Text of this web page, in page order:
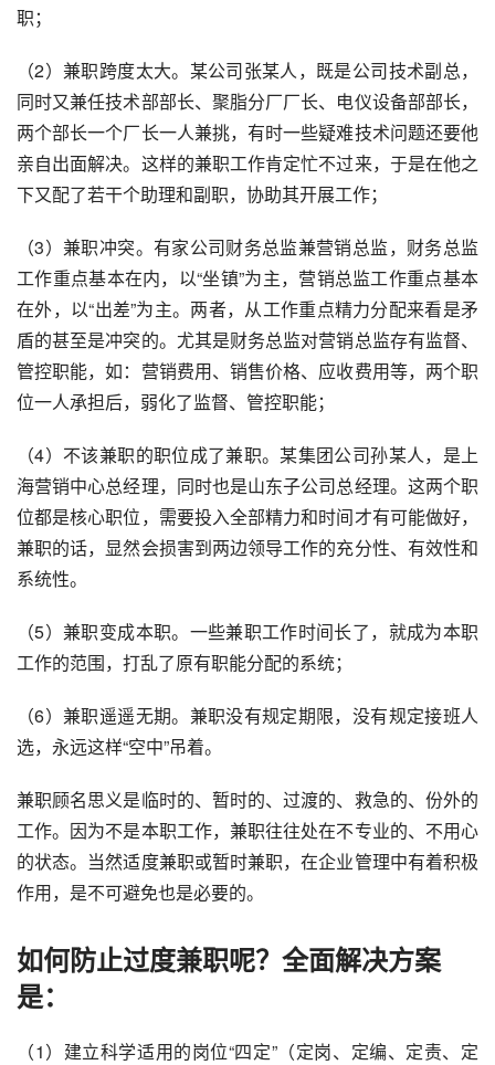
职；
（2）兼职跨度太大。某公司张某人，既是公司技术副总，
同时又兼任技术部部长、聚脂分厂厂长、电仪设备部部长，
两个部长一个厂长一人兼挑，有时一些疑难技术问题还要他
亲自出面解决。这样的兼职工作肯定忙不过来，于是在他之
下又配了若干个助理和副职，协助其开展工作；
（3）兼职冲突。有家公司财务总监兼营销总监，财务总监
工作重点基本在内，以“坐镇”为主，营销总监工作重点基本
在外，以“出差”为主。两者，从工作重点精力分配来看是矛
盾的甚至是冲突的。尤其是财务总监对营销总监存有监督、
管控职能，如：营销费用、销售价格、应收费用等，两个职
位一人承担后，弱化了监督、管控职能；
（4）不该兼职的职位成了兼职。某集团公司孙某人，是上
海营销中心总经理，同时也是山东子公司总经理。这两个职
位都是核心职位，需要投入全部精力和时间才有可能做好，
兼职的话，显然会损害到两边领导工作的充分性、有效性和
系统性。
（5）兼职变成本职。一些兼职工作时间长了，就成为本职
工作的范围，打乱了原有职能分配的系统；
（6）兼职遥遥无期。兼职没有规定期限，没有规定接班人
选，永远这样“空中”吊着。
兼职顾名思义是临时的、暂时的、过渡的、救急的、份外的
工作。因为不是本职工作，兼职往往处在不专业的、不用心
的状态。当然适度兼职或暂时兼职，在企业管理中有着积极
作用，是不可避免也是必要的。
如何防止过度兼职呢？全面解决方案
是：
（1）建立科学适用的岗位“四定”（定岗、定编、定责、定